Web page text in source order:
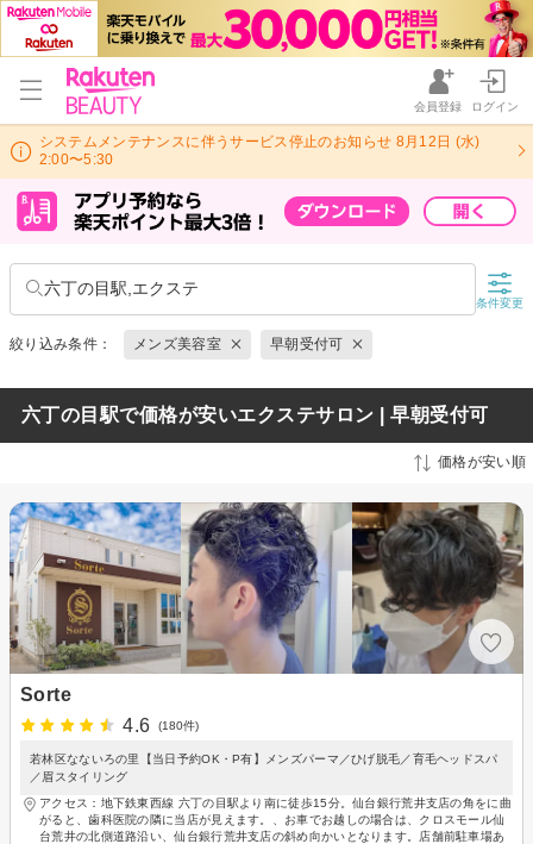
会員登録 ログイン
システムメンテナンスに伴うサービス停止のお知らせ 8月12日 (水)
2:00〜5:30
六丁の目駅,エクステ
条件変更
絞り込み条件： メンズ美容室 早朝受付可
六丁の目駅で価格が安いエクステサロン | 早朝受付可
価格が安い順
Sorte
4.6
(180件)
若林区なないろの里【当日予約OK・P有】メンズパーマ／ひげ脱毛／育毛ヘッドスパ
／眉スタイリング
アクセス：地下鉄東西線 六丁の目駅より南に徒歩15分。仙台銀行荒井支店の角をに曲
がると、歯科医院の隣に当店が見えます。、お車でお越しの場合は、クロスモール仙
台荒井の北側道路沿い、仙台銀行荒井支店の斜め向かいとなります。店舗前駐車場あ